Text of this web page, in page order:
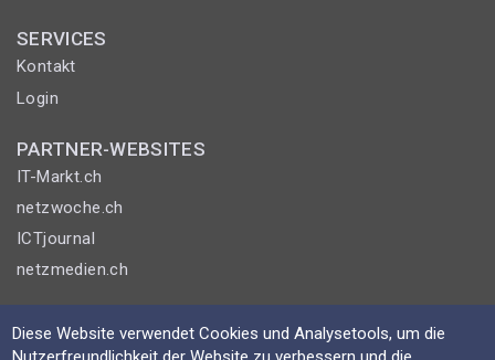
SERVICES
Kontakt
Login
PARTNER-WEBSITES
IT-Markt.ch
netzwoche.ch
ICTjournal
netzmedien.ch
Impressum
Diese Website verwendet Cookies und Analysetools, um die